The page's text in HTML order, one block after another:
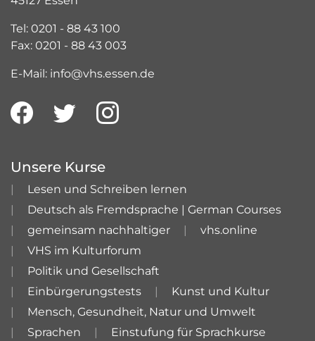
Tel: 0201 - 88 43 100
Fax: 0201 - 88 43 003
E-Mail: info@vhs.essen.de
Unsere Kurse
Lesen und Schreiben lernen
Deutsch als Fremdsprache | German Courses
gemeinsam nachhaltiger
vhs.online
VHS im Kulturforum
Politik und Gesellschaft
Einbürgerungstests
Kunst und Kultur
Mensch, Gesundheit, Natur und Umwelt
Sprachen
Einstufung für Sprachkurse